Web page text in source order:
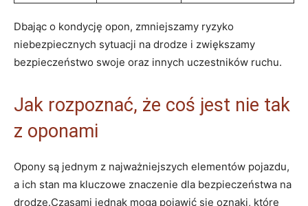
Dbając o kondycję opon, zmniejszamy ⁣ryzyko
niebezpiecznych sytuacji na​ drodze i‌ zwiększamy
bezpieczeństwo swoje⁢ oraz innych uczestników‍ ruchu.
Jak​ rozpoznać,​ że coś jest​ nie tak
z oponami
Opony są jednym z najważniejszych elementów pojazdu,
a ich stan ma kluczowe znaczenie ⁤dla bezpieczeństwa na
drodze.Czasami jednak mogą pojawić się oznaki, ⁢które